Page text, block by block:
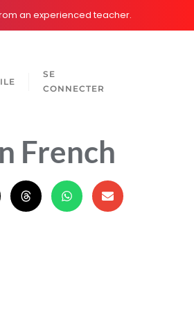
an experienced teacher.
SE
CONNECTER
French